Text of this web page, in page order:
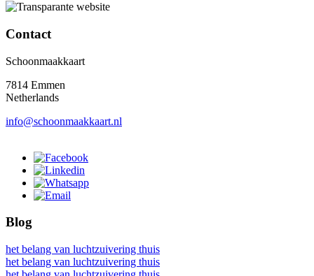
Contact
Schoonmaakkaart
7814 Emmen
Netherlands
info@schoonmaakkaart.nl
Blog
het belang van luchtzuivering thuis
het belang van luchtzuivering thuis